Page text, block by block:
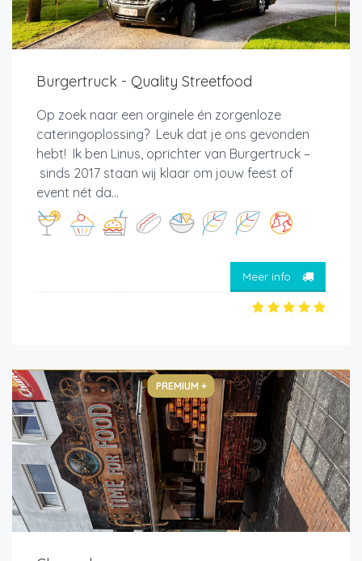
Burgertruck - Quality Streetfood
Op zoek naar een orginele én zorgenloze
cateringoplossing? Leuk dat je ons gevonden
hebt! Ik ben Linus, oprichter van Burgertruck –
sinds 2017 staan wij klaar om jouw feest of
event nét da...
Meer info
PREMIUM +